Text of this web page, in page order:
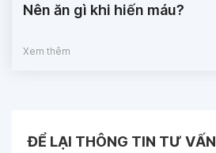
Nên ăn gì khi hiến máu?
Xem thêm
ĐỂ LẠI THÔNG TIN TƯ VẤN